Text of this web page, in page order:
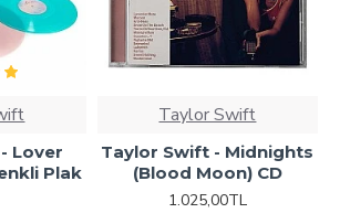
Lover
Plak
Taylor Swift
Taylor Swift - Midnights
(Blood Moon) CD
1.025,00TL